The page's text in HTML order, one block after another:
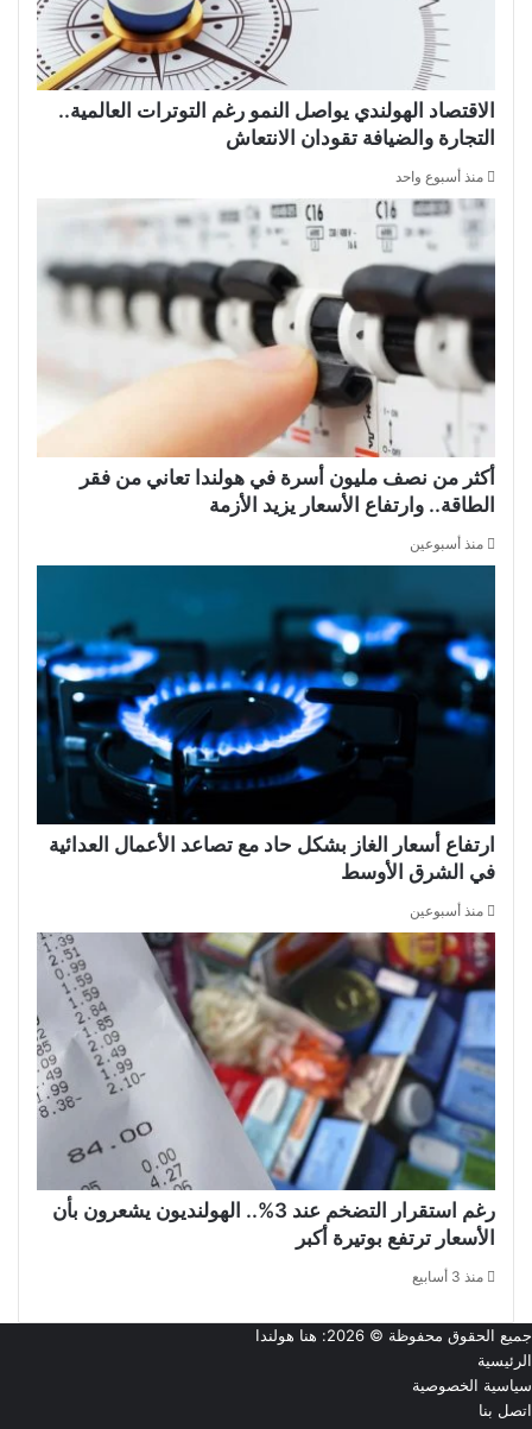
الاقتصاد الهولندي يواصل النمو رغم التوترات العالمية..
التجارة والضيافة تقودان الانتعاش
منذ أسبوع واحد
أكثر من نصف مليون أسرة في هولندا تعاني من فقر
الطاقة.. وارتفاع الأسعار يزيد الأزمة
منذ أسبوعين
ارتفاع أسعار الغاز بشكل حاد مع تصاعد الأعمال العدائية
في الشرق الأوسط
منذ أسبوعين
رغم استقرار التضخم عند 3%.. الهولنديون يشعرون بأن
الأسعار ترتفع بوتيرة أكبر
منذ 3 أسابيع
جميع الحقوق محفوظة © 2026:
هنا هولندا
الرئيسية
سياسية الخصوصية
اتصل بنا